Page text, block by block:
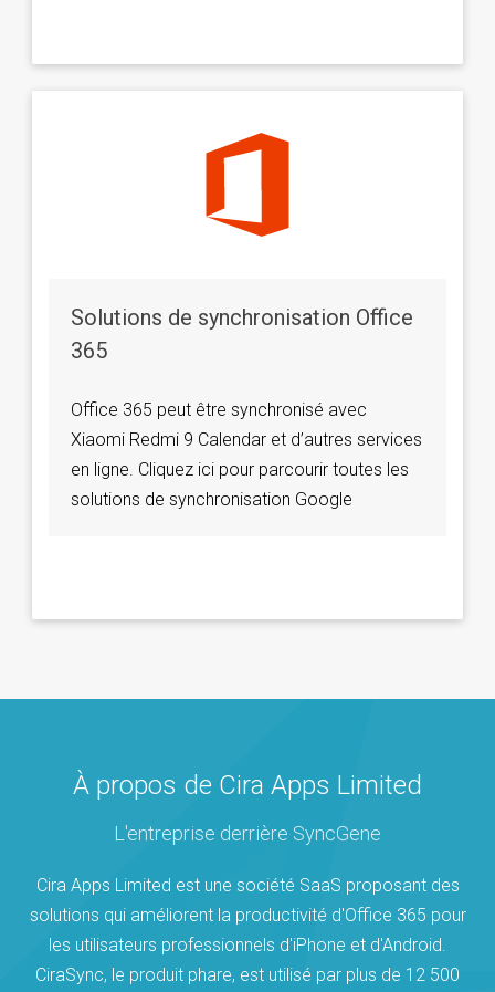
Solutions de synchronisation Office
365
Office 365 peut être synchronisé avec
Xiaomi Redmi 9 Calendar et d’autres services
en ligne. Cliquez ici pour parcourir toutes les
solutions de synchronisation Google
À propos de Cira Apps Limited
L'entreprise derrière SyncGene
Cira Apps Limited est une société SaaS proposant des
solutions qui améliorent la productivité d'Office 365 pour
les utilisateurs professionnels d'iPhone et d'Android.
CiraSync, le produit phare, est utilisé par plus de 12 500